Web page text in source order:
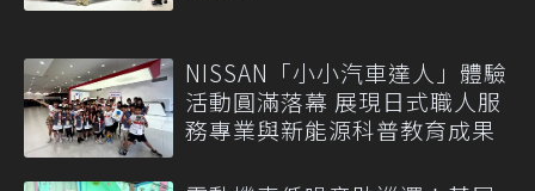
NISSAN「小小汽車達人」體驗
活動圓滿落幕 展現日式職人服
務專業與新能源科普教育成果